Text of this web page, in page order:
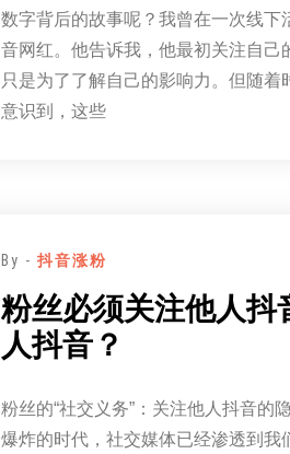
数字背后的故事呢？我曾在一次线下
音网红。他告诉我，他最初关注自己
只是为了了解自己的影响力。但随着
意识到，这些
By - 抖音涨粉
粉丝必须关注他人抖
人抖音？
粉丝的“社交义务”：关注他人抖音的
爆炸的时代，社交媒体已经渗透到我